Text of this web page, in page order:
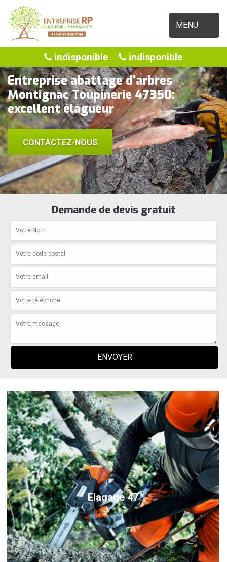
MENU
indisponible indisponible
Entreprise abattage d'arbres
Montignac Toupinerie 47350:
excellent élagueur
CONTACTEZ-NOUS
Demande de devis gratuit
Elagage 47